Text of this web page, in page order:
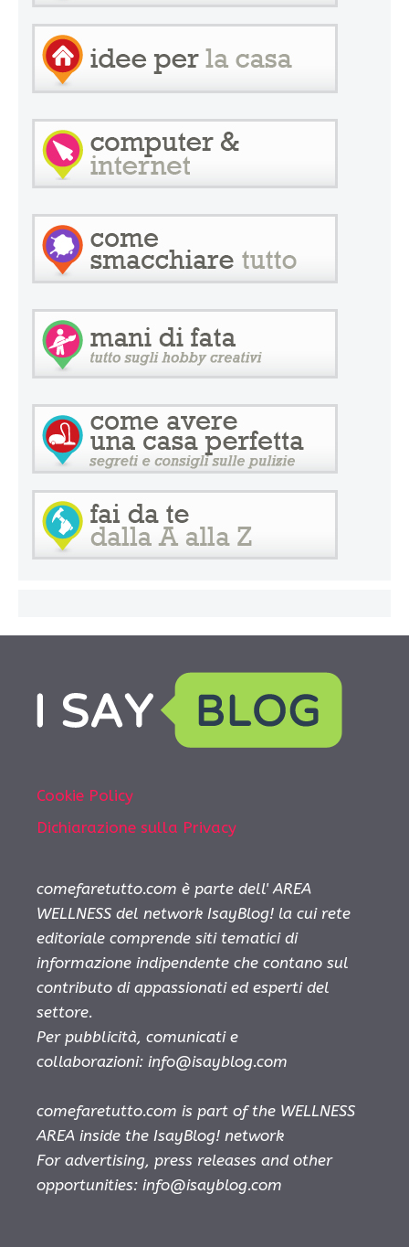
Cookie Policy
Dichiarazione sulla Privacy
comefaretutto.com è parte dell' AREA
WELLNESS del network IsayBlog! la cui rete
editoriale comprende siti tematici di
informazione indipendente che contano sul
contributo di appassionati ed esperti del
settore.
Per pubblicità, comunicati e
collaborazioni: info@isayblog.com
comefaretutto.com is part of the WELLNESS
AREA inside the IsayBlog! network
For advertising, press releases and other
opportunities: info@isayblog.com